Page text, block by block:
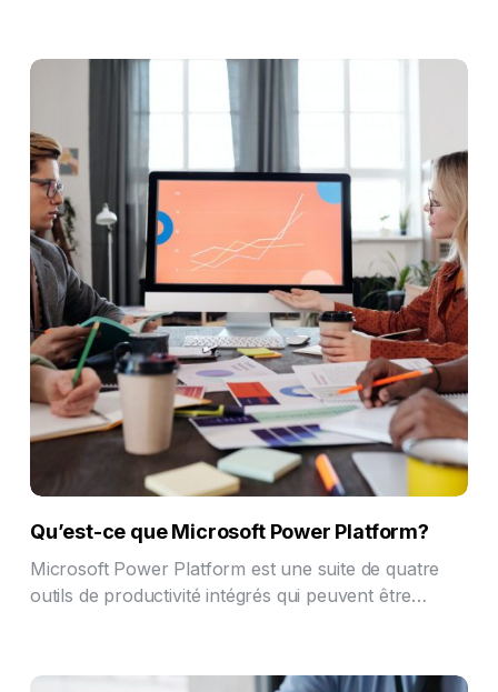
Qu’est-ce que Microsoft Power Platform?
Microsoft Power Platform est une suite de quatre
outils de productivité intégrés qui peuvent être…